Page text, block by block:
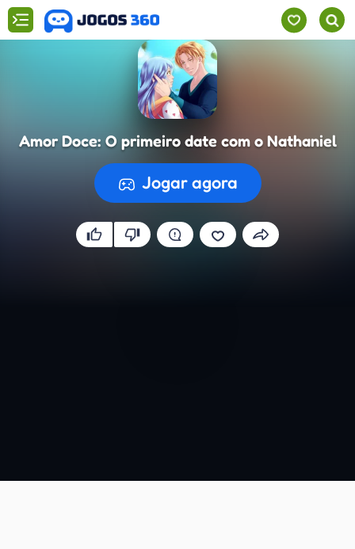
Amor Doce: O primeiro date com o Nathaniel
Jogar agora
Amor Doce: O primeiro date com o Nathaniel
CONTINUAR